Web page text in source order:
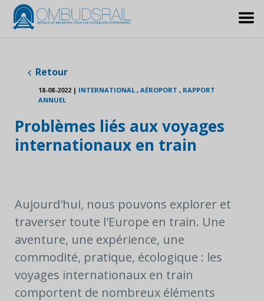
Retour
18-08-2022 | INTERNATIONAL , AÉROPORT , RAPPORT
ANNUEL
Problèmes liés aux voyages
internationaux en train
Aujourd'hui, nous pouvons explorer et
traverser toute l'Europe en train. Une
aventure, une expérience, une
commodité, pratique, écologique : les
voyages internationaux en train
comportent de nombreux éléments